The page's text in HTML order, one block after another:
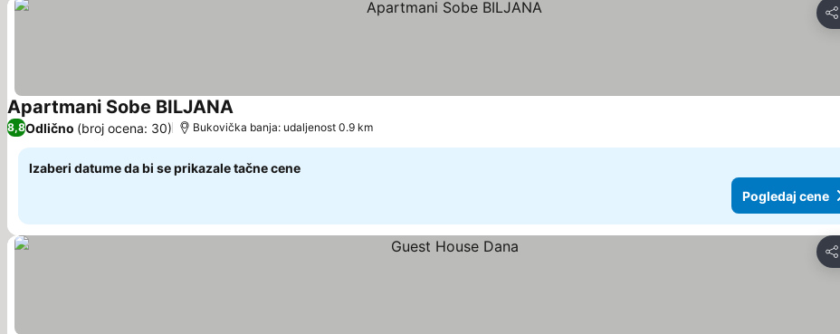
Deli
Apartmani Sobe BILJANAPogledaj cene
8,8Odlično (broj ocena: 30) Bukovička banja: udaljenost 0.9 km
Izaberi datume da bi se prikazale tačne cene
Pogledaj cene
Deli